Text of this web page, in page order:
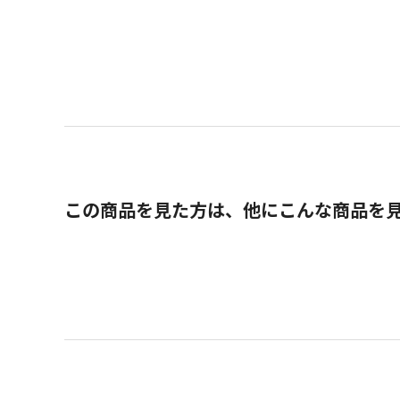
この商品を見た方は、他にこんな商品を